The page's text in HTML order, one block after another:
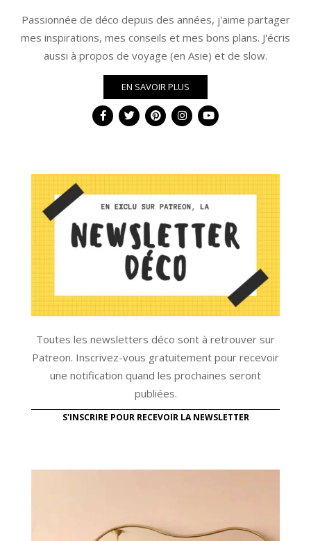
Passionnée de déco depuis des années, j'aime partager
mes inspirations, mes conseils et mes bons plans. J'écris
aussi à propos de voyage (en Asie) et de slow.
EN SAVOIR PLUS
Toutes les newsletters déco sont à retrouver sur
Patreon. Inscrivez-vous gratuitement pour recevoir
une notification quand les prochaines seront
publiées.
S'INSCRIRE POUR RECEVOIR LA NEWSLETTER